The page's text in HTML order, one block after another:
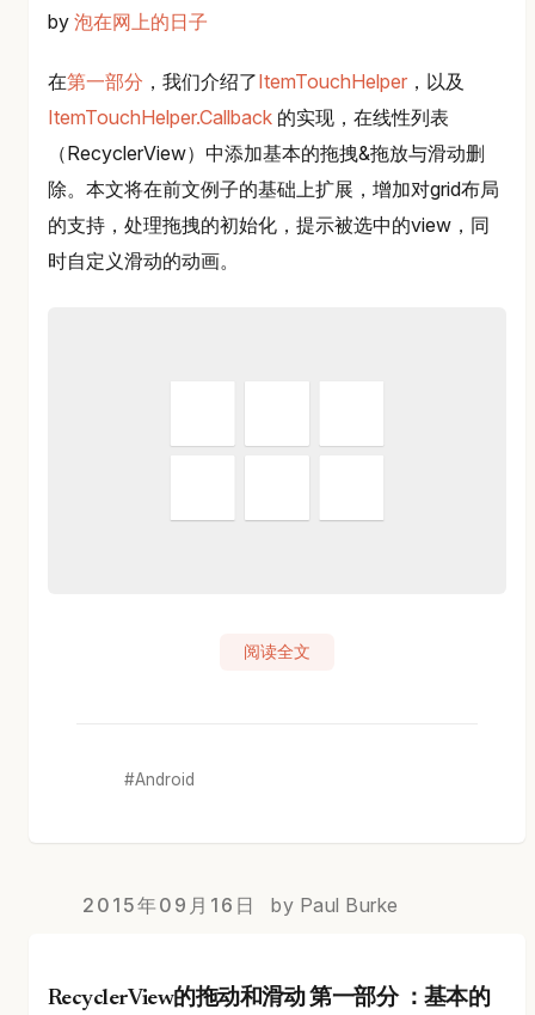
by 泡在网上的日子
在第一部分 ，我们介绍了ItemTouchHelper ，以及
ItemTouchHelper.Callback 的实现，在线性列表
（RecyclerView）中添加基本的拖拽&拖放与滑动删
除。本文将在前文例子的基础上扩展，增加对grid布局
的支持，处理拖拽的初始化，提示被选中的view，同
时自定义滑动的动画。
阅读全文
Android
2015年09月16日 by Paul Burke
RecyclerView的拖动和滑动 第一部分 ：基本的